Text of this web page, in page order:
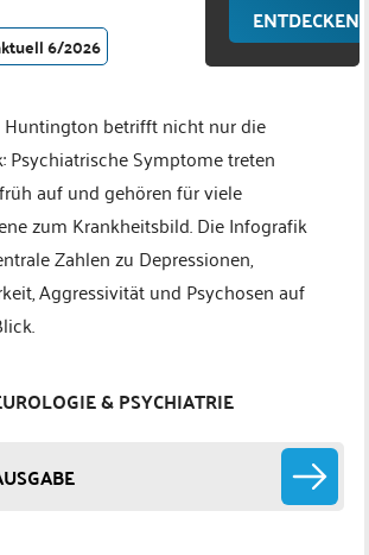
6/2026
Huntington betrifft nicht nur die
Psychiatrische Symptome treten
auf und gehören für viele
zum Krankheitsbild. Die Infografik
Zahlen zu Depressionen,
Aggressivität und Psychosen auf
& PSYCHIATRIE
ENTDECKEN